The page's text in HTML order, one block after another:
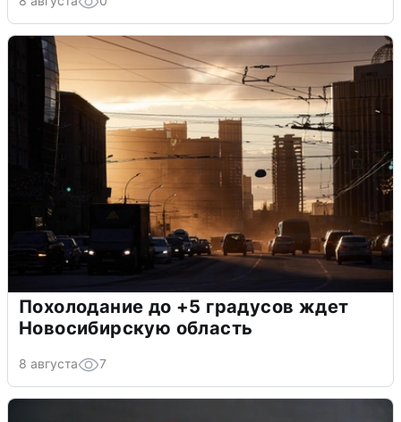
Похолодание до +5 градусов ждет
Новосибирскую область
8 августа 7